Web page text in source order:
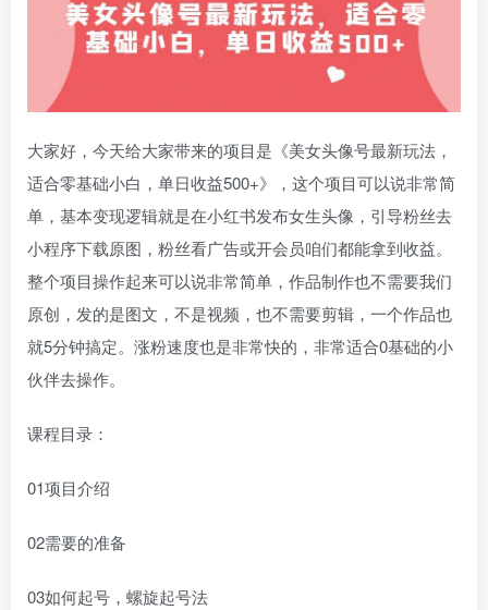
大家好，今天给大家带来的项目是《美女头像号最新玩法，
适合零基础小白，单日收益500+》，这个项目可以说非常简
单，基本变现逻辑就是在小红书发布女生头像，引导粉丝去
小程序下载原图，粉丝看广告或开会员咱们都能拿到收益。
整个项目操作起来可以说非常简单，作品制作也不需要我们
原创，发的是图文，不是视频，也不需要剪辑，一个作品也
就5分钟搞定。涨粉速度也是非常快的，非常适合0基础的小
伙伴去操作。
课程目录：
01项目介绍
02需要的准备
03如何起号，螺旋起号法